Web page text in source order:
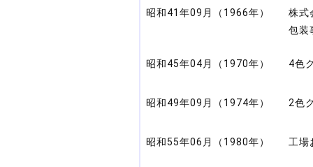
昭和41年09月（1966年）
株式
包装
昭和45年04月（1970年） 4色
昭和49年09月（1974年） 2色
昭和55年06月（1980年） 工場